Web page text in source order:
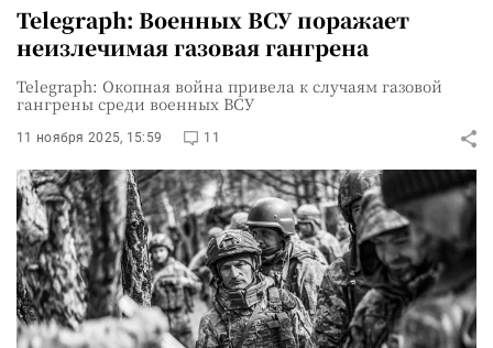
Telegraph: Военных ВСУ поражает
неизлечимая газовая гангрена
Telegraph: Окопная война привела к случаям газовой
гангрены среди военных ВСУ
11 ноября 2025, 15:59 11